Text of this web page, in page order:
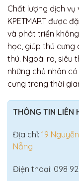
Chất lượng dịch
KPETMART được
và phát triển
học, giúp thú cưng
thú. Ngoài ra, siêu
những chủ nhân
cưng trong thời
THÔNG TIN LIÊN
Địa chỉ: 19
Nẵng
Điện thoại: 098